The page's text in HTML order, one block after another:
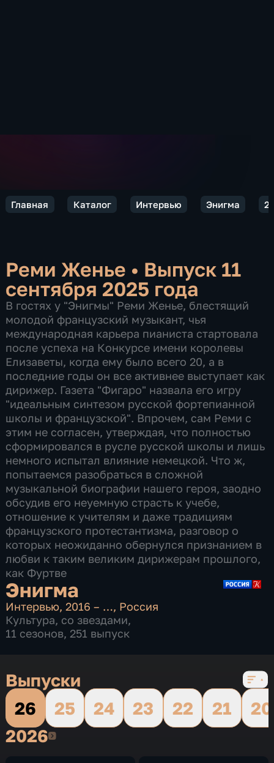
Главная Каталог Интервью Энигма
Реми Женье • Выпуск 11
сентября 2025 года
В гостях у "Энигмы" Реми Женье, блестящий
молодой французский музыкант, чья
международная карьера пианиста стартовала
после успеха на Конкурсе имени королевы
Елизаветы, когда ему было всего 20, а в
последние годы он все активнее выступает как
дирижер. Газета "Фигаро" назвала его игру
"идеальным синтезом русской фортепианной
школы и французской". Впрочем, сам Реми с
этим не согласен, утверждая, что полностью
сформировался в русле русской школы и лишь
немного испытал влияние немецкой. Что ж,
попытаемся разобраться в сложной
музыкальной биографии нашего героя, заодно
обсудив его неуемную страсть к учебе,
отношение к учителям и даже традициям
французского протестантизма, разговор о
которых неожиданно обернулся признанием в
любви к таким великим дирижерам прошлого,
как Фуртве
Энигма
Интервью,2016 – …, Россия
Культура, со звездами,
11 сезонов, 251 выпуск
Выпуски
26
25 24 23 22 21
20
20262026